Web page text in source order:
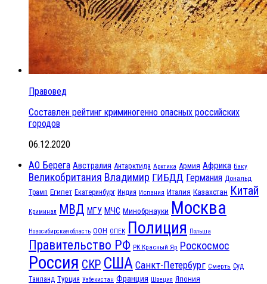
Правовед
Составлен рейтинг криминогенно опасных российских
городов
06.12.2020
АО Берега Австралия Антарктида Арктика Армия Африка Баку
Великобритания Владимир ГИБДД Германия Дональд
Трамп Египет Екатеринбург Индия Испания Италия Казахстан Китай
Криминал МВД МГУ МЧС Минобрнауки Москва
Новосибирская область ООН ОПЕК Полиция Польша
Правительство РФ РК Красный Яр Роскосмос
Россия СКР США Санкт-Петербург Смерть Суд
Таиланд Турция Узбекистан Франция Швеция Япония